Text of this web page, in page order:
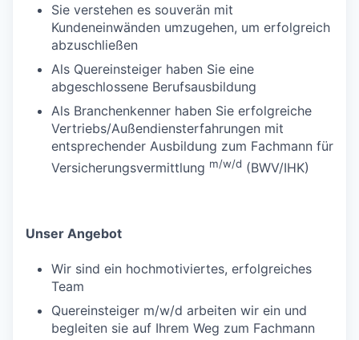
Sie verstehen es souverän mit
Kundeneinwänden umzugehen, um erfolgreich
abzuschließen
Als Quereinsteiger haben Sie eine
abgeschlossene Berufsausbildung
Als Branchenkenner haben Sie erfolgreiche
Vertriebs/Außendiensterfahrungen mit
entsprechender Ausbildung zum Fachmann für
Versicherungsvermittlung m/w/d (BWV/IHK)
Unser Angebot
Wir sind ein hochmotiviertes, erfolgreiches
Team
Quereinsteiger m/w/d arbeiten wir ein und
begleiten sie auf Ihrem Weg zum Fachmann